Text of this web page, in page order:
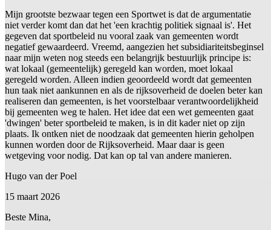
Mijn grootste bezwaar tegen een Sportwet is dat de argumentatie
niet verder komt dan dat het 'een krachtig politiek signaal is'. Het
gegeven dat sportbeleid nu vooral zaak van gemeenten wordt
negatief gewaardeerd. Vreemd, aangezien het subsidiariteitsbeginsel
naar mijn weten nog steeds een belangrijk bestuurlijk principe is:
wat lokaal (gemeentelijk) geregeld kan worden, moet lokaal
geregeld worden. Alleen indien geoordeeld wordt dat gemeenten
hun taak niet aankunnen en als de rijksoverheid de doelen beter kan
realiseren dan gemeenten, is het voorstelbaar verantwoordelijkheid
bij gemeenten weg te halen. Het idee dat een wet gemeenten gaat
'dwingen' beter sportbeleid te maken, is in dit kader niet op zijn
plaats. Ik ontken niet de noodzaak dat gemeenten hierin geholpen
kunnen worden door de Rijksoverheid. Maar daar is geen
wetgeving voor nodig. Dat kan op tal van andere manieren.
Hugo van der Poel
15 maart 2026
Beste Mina,